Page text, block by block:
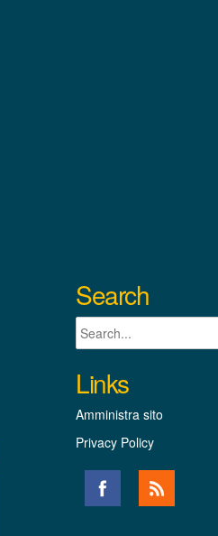
Search
Links
Amministra sito
Privacy Policy